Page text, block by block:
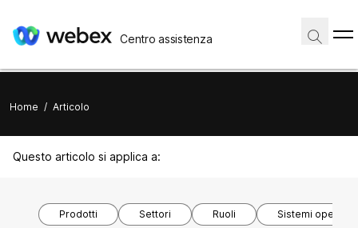
Centro assistenza
Home / Articolo
Questo articolo si applica a:
Prodotti Settori Ruoli Sistemi operativi